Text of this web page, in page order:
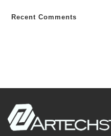
Recent Comments